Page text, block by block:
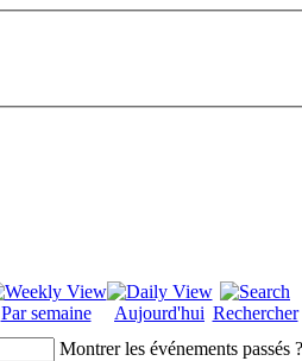
Par semaine Aujourd'hui Rechercher
Montrer les événements passés ?